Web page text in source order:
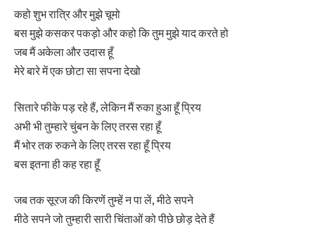
कहो शुभ रात्रि और मुझे चूमो
बस मुझे कसकर पकड़ो और कहो कि तुम मुझे याद करते हो
जब मैं अकेला और उदास हूँ
मेरे बारे में एक छोटा सा सपना देखो
सितारे फीके पड़ रहे हैं, लेकिन मैं रुका हुआ हूँ प्रिय
अभी भी तुम्हारे चुंबन के लिए तरस रहा हूँ
मैं भोर तक रुकने के लिए तरस रहा हूँ प्रिय
बस इतना ही कह रहा हूँ
जब तक सूरज की किरणें तुम्हें न पा लें, मीठे सपने
मीठे सपने जो तुम्हारी सारी चिंताओं को पीछे छोड़ देते हैं